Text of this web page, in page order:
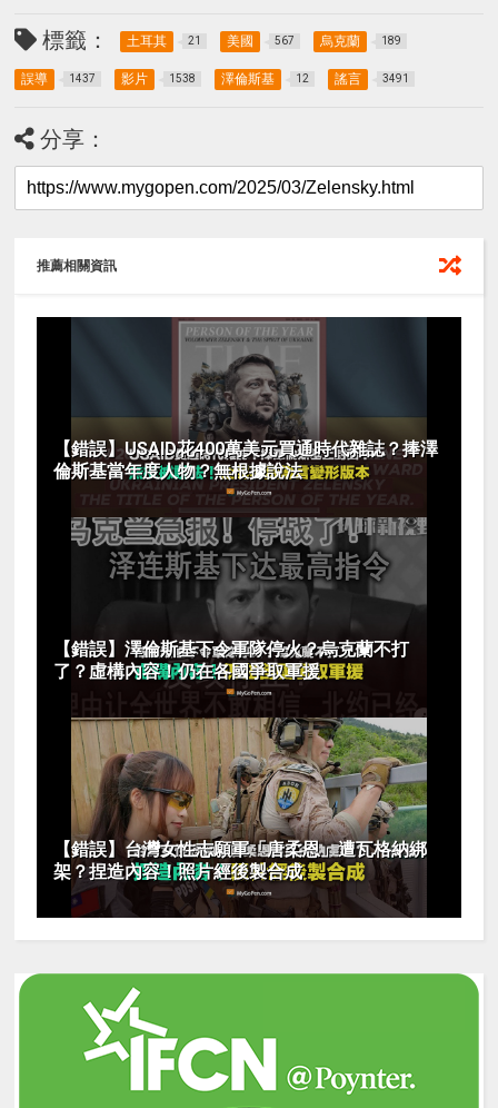
標籤： 土耳其 21 美國 567 烏克蘭 189
誤導 1437 影片 1538 澤倫斯基 12 謠言 3491
分享：
推薦相關資訊
【錯誤】USAID花400萬美元買通時代雜誌？捧澤
倫斯基當年度人物？無根據說法
【錯誤】澤倫斯基下令軍隊停火？烏克蘭不打
了？虛構內容！仍在各國爭取軍援
【錯誤】台灣女性志願軍「唐柔恩」遭瓦格納綁
架？捏造內容！照片經後製合成